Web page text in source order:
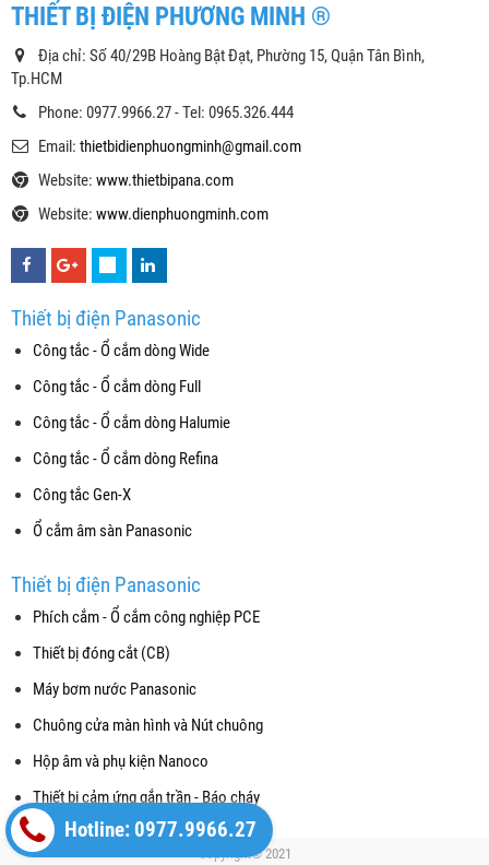
THIẾT BỊ ĐIỆN PHƯƠNG MINH ®
Địa chỉ: Số 40/29B Hoàng Bật Đạt, Phường 15, Quận Tân Bình,
Tp.HCM
Phone: 0977.9966.27 - Tel: 0965.326.444
Email: thietbidienphuongminh@gmail.com
Website: www.thietbipana.com
Website: www.dienphuongminh.com
Thiết bị điện Panasonic
Công tắc - Ổ cắm dòng Wide
Công tắc - Ổ cắm dòng Full
Công tắc - Ổ cắm dòng Halumie
Công tắc - Ổ cắm dòng Refina
Công tắc Gen-X
Ổ cắm âm sàn Panasonic
Thiết bị điện Panasonic
Phích cắm - Ổ cắm công nghiệp PCE
Thiết bị đóng cắt (CB)
Máy bơm nước Panasonic
Chuông cửa màn hình và Nút chuông
Hộp âm và phụ kiện Nanoco
Thiết bị cảm ứng gắn trần - Báo cháy
Copyright© 2021
Hotline: 0977.9966.27